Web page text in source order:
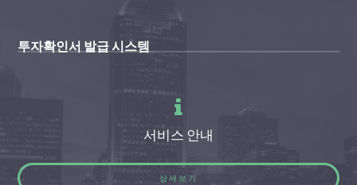
투자확인서 발급 시스템
서비스 안내
상세보기